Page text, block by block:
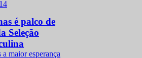
é palco de
Seleção